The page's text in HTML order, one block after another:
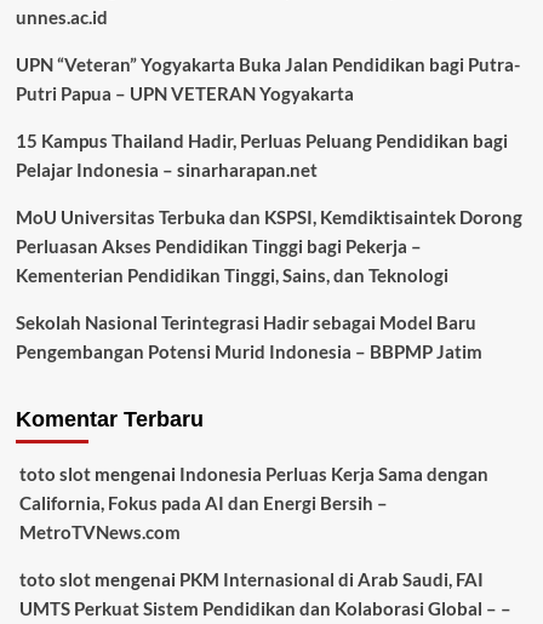
unnes.ac.id
UPN “Veteran” Yogyakarta Buka Jalan Pendidikan bagi Putra-
Putri Papua – UPN VETERAN Yogyakarta
15 Kampus Thailand Hadir, Perluas Peluang Pendidikan bagi
Pelajar Indonesia – sinarharapan.net
MoU Universitas Terbuka dan KSPSI, Kemdiktisaintek Dorong
Perluasan Akses Pendidikan Tinggi bagi Pekerja –
Kementerian Pendidikan Tinggi, Sains, dan Teknologi
Sekolah Nasional Terintegrasi Hadir sebagai Model Baru
Pengembangan Potensi Murid Indonesia – BBPMP Jatim
Komentar Terbaru
toto slotmengenai Indonesia Perluas Kerja Sama dengan
California, Fokus pada AI dan Energi Bersih –
MetroTVNews.com
toto slotmengenai PKM Internasional di Arab Saudi, FAI
UMTS Perkuat Sistem Pendidikan dan Kolaborasi Global – –